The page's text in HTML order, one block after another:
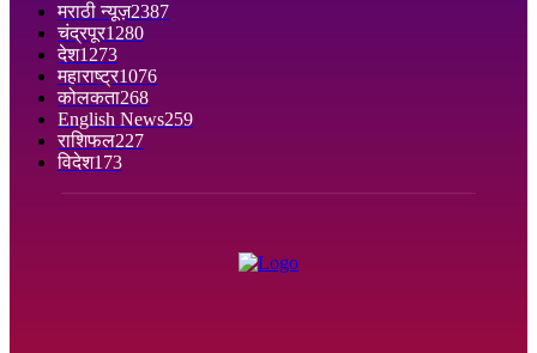
मराठी न्यूज़2387
चंद्रपूर1280
देश1273
महाराष्ट्र1076
कोलकता268
English News259
राशिफल227
विदेश173